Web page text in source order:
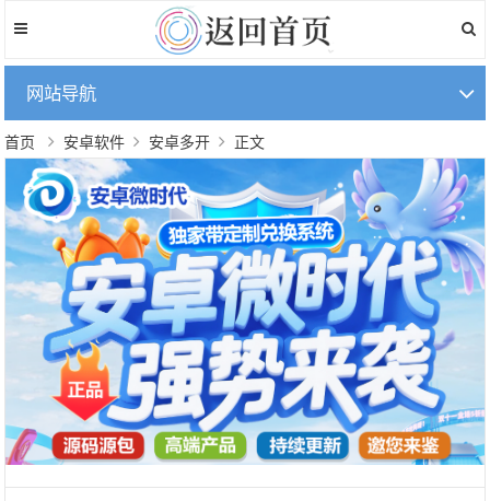
网站导航
首页 安卓软件 安卓多开 正文